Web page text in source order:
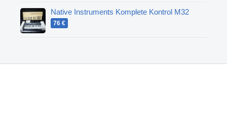
Native Instruments Komplete Kontrol M32
76 €